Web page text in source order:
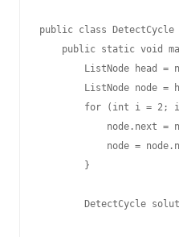
public class DetectCycle
public static void
ListNode head =
ListNode node =
for (int i = 2;
node.next =
node =
        }
DetectCycle